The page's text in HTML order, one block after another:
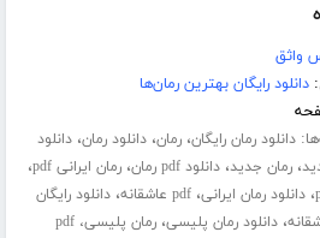
واثق
دانلود رایگان بهترین رمان‌ها
دانلود رمان رایگان،رمان،دانلود رمان،دانلود
،رمان جدید،دانلود pdf رمان ،رمان ایرانی pdf ،
،دانلود رمان ایرانی،pdf عاشقانه ،دانلود رایگان
،دانلود رمان پلیسی،
رمان پلیسی، pdf